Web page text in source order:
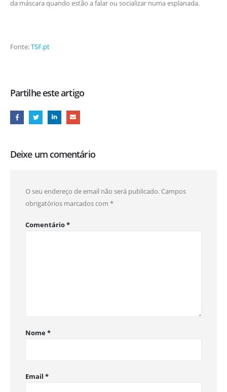
da máscara quando estão a falar ou socializar numa esplanada.
Fonte:TSF.pt
Partilhe este artigo
Deixe um comentário
O seu endereço de email não será publicado. Campos
obrigatórios marcados com *
Comentário*
Nome*
Email *